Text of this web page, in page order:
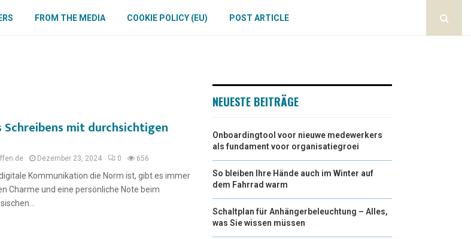
FROM THE MEDIA COOKIE POLICY (EU) POST ARTICLE
Schreibens mit durchsichtigen
Dezember 23, 2024 0 656
Kommunikation die Norm ist, gibt es immer
Charme und eine persönliche Note beim
NEUESTE BEITRÄGE
Onboardingtool voor nieuwe medewerkers
als fundament voor organisatiegroei
So bleiben Ihre Hände auch im Winter auf
dem Fahrrad warm
Schaltplan für Anhängerbeleuchtung – Alles,
was Sie wissen müssen